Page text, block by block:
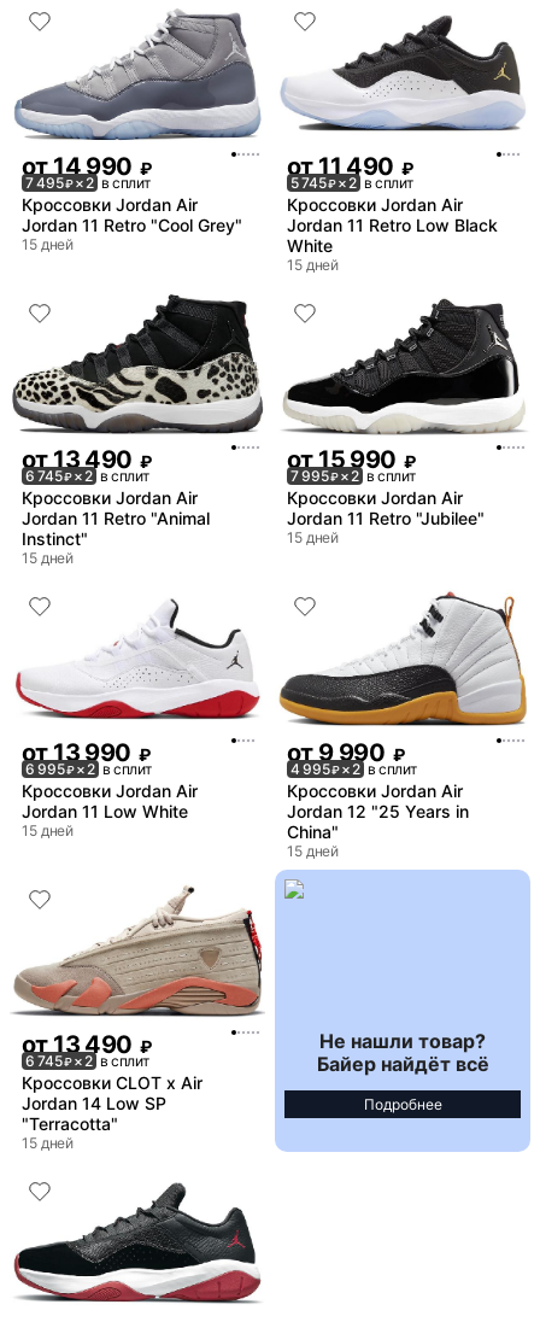
от14 990 ₽
7 495₽× 2 в сплит
Кроссовки Jordan Air
Jordan 11 Retro "Cool Grey"
15 дней
от11 490 ₽
5 745₽× 2 в сплит
Кроссовки Jordan Air
Jordan 11 Retro Low Black
White
15 дней
от13 490 ₽
6 745₽× 2 в сплит
Кроссовки Jordan Air
Jordan 11 Retro "Animal
Instinct"
15 дней
от15 990 ₽
7 995₽× 2 в сплит
Кроссовки Jordan Air
Jordan 11 Retro "Jubilee"
15 дней
от 13 990 ₽
6 995₽× 2 в сплит
Кроссовки Jordan Air
Jordan 11 Low White
15 дней
от 9 990 ₽
4 995₽× 2 в сплит
Кроссовки Jordan Air
Jordan 12 "25 Years in
China"
15 дней
от13 490 ₽
6 745₽× 2 в сплит
Кроссовки CLOT x Air
Jordan 14 Low SP
"Terracotta"
15 дней
Не нашли товар?
Байер найдёт всё
Подробнее